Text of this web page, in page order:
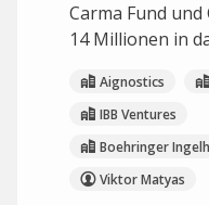
Carma Fund
14 Millionen in
Aignostics
IBB Ventures
Boehringer
Viktor Matyas